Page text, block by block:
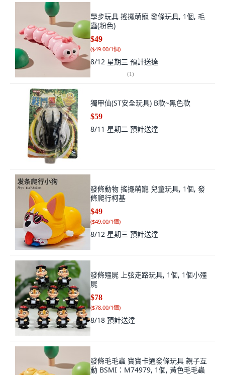
學步玩具 搖擺萌寵 發條玩具, 1個, 毛
蟲(粉色)
$49
($49.00/1個)
8/12 星期三 預計送達
(1)
獨甲仙(ST安全玩具) B款~黑色款
$59
8/11 星期二 預計送達
發條動物 搖擺萌寵 兒童玩具, 1個, 發
條爬行柯基
$49
($49.00/1個)
8/12 星期三 預計送達
發條殭屍 上弦走路玩具, 1個, 1個小殭
屍
$78
($78.00/1個)
8/18 預計送達
發條毛毛蟲 寶寶卡通發條玩具 親子互
動 BSMI：M74979, 1個, 黃色毛毛蟲